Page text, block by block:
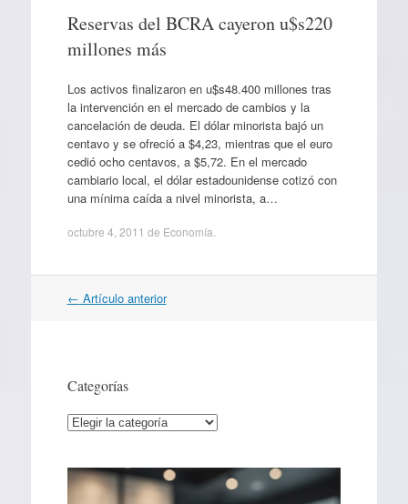
Reservas del BCRA cayeron u$s220
millones más
Los activos finalizaron en u$s48.400 millones tras
la intervención en el mercado de cambios y la
cancelación de deuda. El dólar minorista bajó un
centavo y se ofreció a $4,23, mientras que el euro
cedió ocho centavos, a $5,72. En el mercado
cambiario local, el dólar estadounidense cotizó con
una mínima caída a nivel minorista, a…
octubre 4, 2011 de Economía
Navegación
← Artículo anterior
Categorías
Categorías